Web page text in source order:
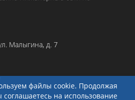
Малыгина, д. 7
файлы cookie. Продолжая
соглашаетесь на использование